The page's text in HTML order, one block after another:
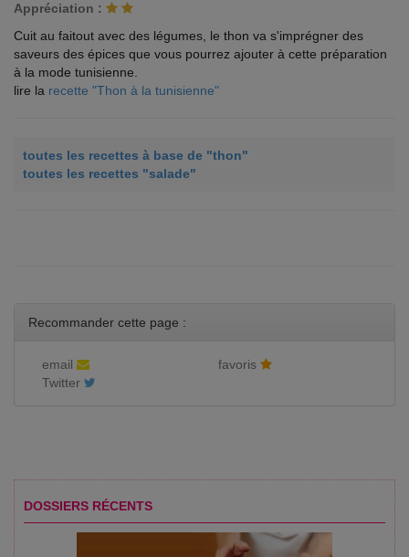
Appréciation :
Cuit au faitout avec des légumes, le thon va s'imprégner des
saveurs des épices que vous pourrez ajouter à cette préparation
à la mode tunisienne.
lire la recette "Thon à la tunisienne"
toutes les recettes à base de "thon"
toutes les recettes "salade"
Recommander cette page :
email
favoris
Twitter
DOSSIERS RÉCENTS